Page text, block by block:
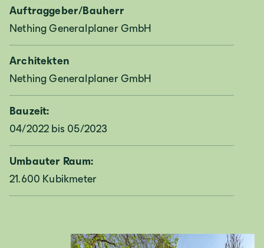
Auftraggeber/Bauherr
Nething Generalplaner GmbH
Architekten
Nething Generalplaner GmbH
Bauzeit:
04/2022 bis 05/2023
Umbauter Raum:
21.600 Kubikmeter
Deutschland
Deutsch
Österreich